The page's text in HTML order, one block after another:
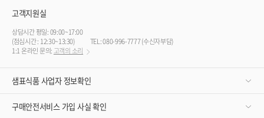
널
고객지원실
상담시간 평일: 09:00~17:00
(점심시간 : 12:30~13:30)
TEL: 080-996-7777 (수신자부담)
1:1 온라인 문의: 고객의 소리
샘표식품 사업자 정보확인
구매안전서비스 가입 사실 확인